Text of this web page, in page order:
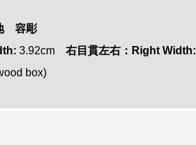
容彫
3.92cm 右目貫左右：Right Width:
box)